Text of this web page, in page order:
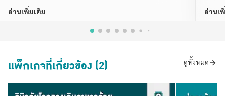
อ่านเพิ่มเติม อ่านเ
แพ็กเกจที่เกี่ยวข้อง (2) ดูทั้งหมด